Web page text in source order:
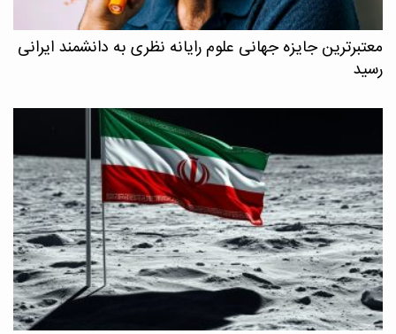
معتبرترین جایزه جهانی علوم رایانه نظری به دانشمند ایرانی
رسید